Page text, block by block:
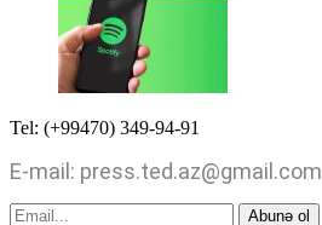
Tel: (+99470) 349-94-91
E-mail: press.ted.az@gmail.com
Abunə ol